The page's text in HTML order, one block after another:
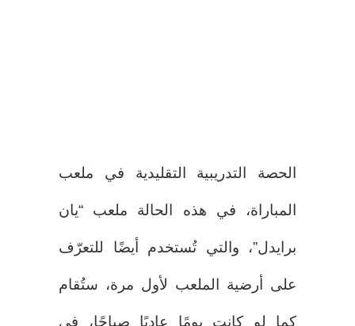
الحصة التدريبية التقليدية في ملعب
المباراة، في هذه الحالة ملعب “يان
برايدل”، والتي تُستخدم أيضًا للتعرّف
على أرضية الملعب لأول مرة، ستُقام
كما لو كانت يومًا عاديًا صباحًا، في